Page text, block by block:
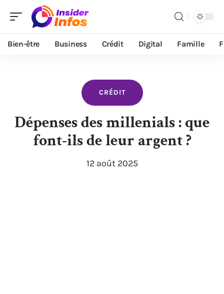
Bien-être Business Crédit Digital Famille
CRÉDIT
Dépenses des millenials : que
font-ils de leur argent ?
12 août 2025